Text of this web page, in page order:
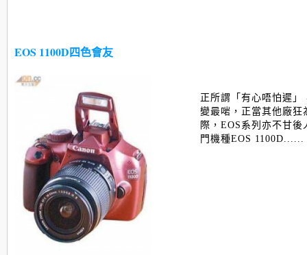
EOS 1100D四色會友
正所謂「有心唔怕遲」
變最啱，正當其他廠狂
際，EOS系列亦不甘
門機種EOS 1100D......